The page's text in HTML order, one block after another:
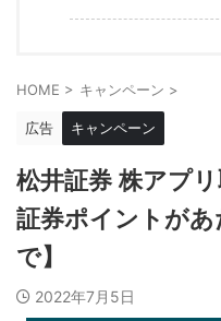
HOME > キャンペーン >
広告 キャンペーン
松井証券 株アプ
証券ポイントがあ
で】
2022年7月5日